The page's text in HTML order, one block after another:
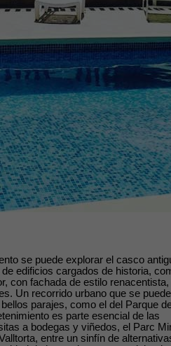
se puede explorar el casco
edificios cargados de historia,
con fachada de estilo renacentista,
Un recorrido urbano que se puede
parajes, como el del Parque
es parte esencial de las
a bodegas y viñedos, el Parc
entre un sinfín de